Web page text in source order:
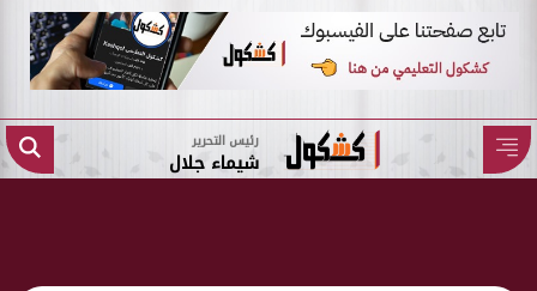
رئيس التحرير
شيماء جلال